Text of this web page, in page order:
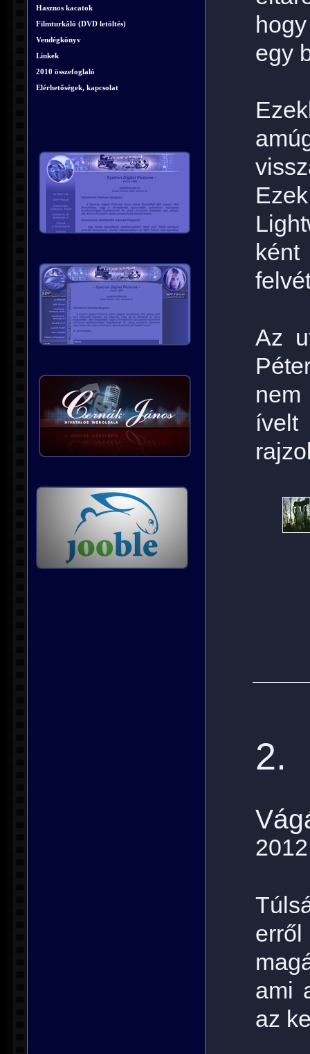
Hasznos kacatok
Filmturkáló (DVD letöltés)
Vendégkönyv
Linkek
2010 összefoglaló
Elérhetőségek, kapcsolat
egy
Az
2.
ami
az